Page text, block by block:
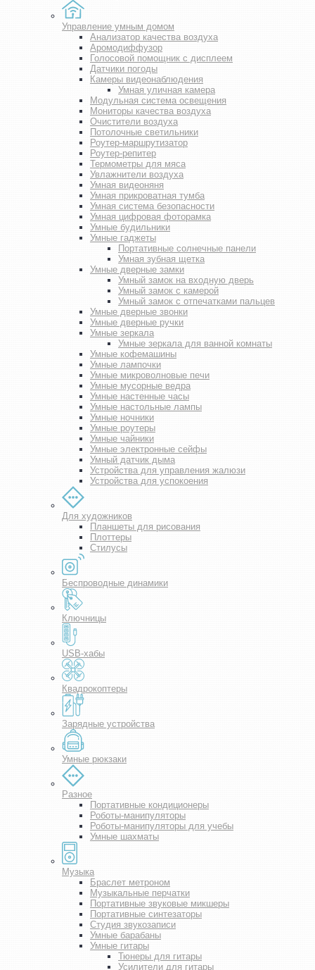
Управление умным домом
Анализатор качества воздуха
Аромодиффузор
Голосовой помощник с дисплеем
Датчики погоды
Камеры видеонаблюдения
Умная уличная камера
Модульная система освещения
Мониторы качества воздуха
Очистители воздуха
Потолочные светильники
Роутер-маршрутизатор
Роутер-репитер
Термометры для мяса
Увлажнители воздуха
Умная видеоняня
Умная прикроватная тумба
Умная система безопасности
Умная цифровая фоторамка
Умные будильники
Умные гаджеты
Портативные солнечные панели
Умная зубная щетка
Умные дверные замки
Умный замок на входную дверь
Умный замок с камерой
Умный замок с отпечатками пальцев
Умные дверные звонки
Умные дверные ручки
Умные зеркала
Умные зеркала для ванной комнаты
Умные кофемашины
Умные лампочки
Умные микроволновые печи
Умные мусорные ведра
Умные настенные часы
Умные настольные лампы
Умные ночники
Умные роутеры
Умные чайники
Умные электронные сейфы
Умный датчик дыма
Устройства для управления жалюзи
Устройства для успокоения
Для художников
Планшеты для рисования
Плоттеры
Стилусы
Беспроводные динамики
Ключницы
USB-хабы
Квадрокоптеры
Зарядные устройства
Умные рюкзаки
Разное
Портативные кондиционеры
Роботы-манипуляторы
Роботы-манипуляторы для учебы
Умные шахматы
Музыка
Браслет метроном
Музыкальные перчатки
Портативные звуковые микшеры
Портативные синтезаторы
Студия звукозаписи
Умные барабаны
Умные гитары
Тюнеры для гитары
Усилители для гитары